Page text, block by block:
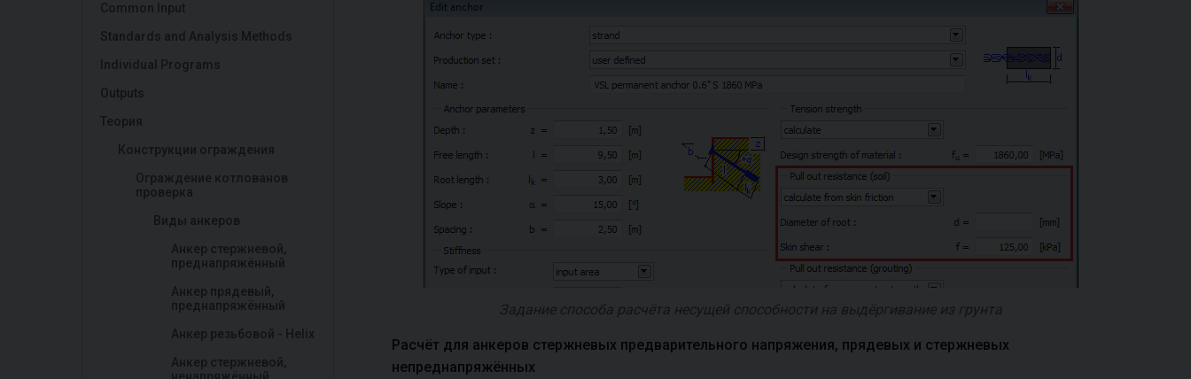
Common Input
Standards and Analysis Methods
Individual Programs
Outputs
Теория
Конструкции ограждения
Ограждение котлованов
проверка
Виды анкеров
Анкер стержневой,
преднапряжённый
Анкер прядевый,
преднапряжённый
Анкер резьбовой - Helix
Анкер стержневой,
Задание способа расчёта несущей способности на выдёргивание из грунта
Расчёт для анкеров стержневых предварительного напряжения, прядевых и стержневых
непреднапряжённых